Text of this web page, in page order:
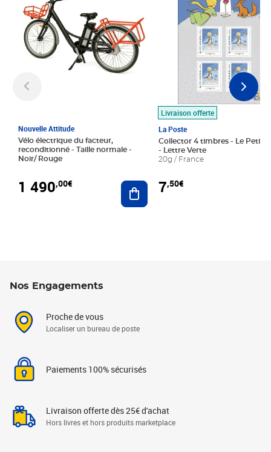
Nouvelle Attitude
Vélo électrique du facteur,
reconditionné - Taille normale -
Noir/ Rouge
1 490,00€ Ajouter au panier
Livraison offerte
La Poste
Collector 4 timbres - Le Petit
- Lettre Verte
20g / France
7,50€
Nos Engagements
Proche de vous
Localiser un bureau de poste
Paiements 100% sécurisés
Livraison offerte dès 25€ d'achat
Hors livres et hors produits marketplace